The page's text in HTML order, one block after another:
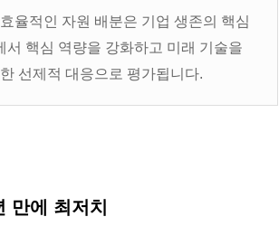
율적인 자원 배분은 기업 생존의 핵심
핵심 역량을 강화하고 미래 기술을
선제적 대응으로 평가됩니다.
만에 최저치